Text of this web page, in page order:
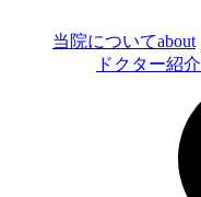
当院についてabout
ドクター紹介